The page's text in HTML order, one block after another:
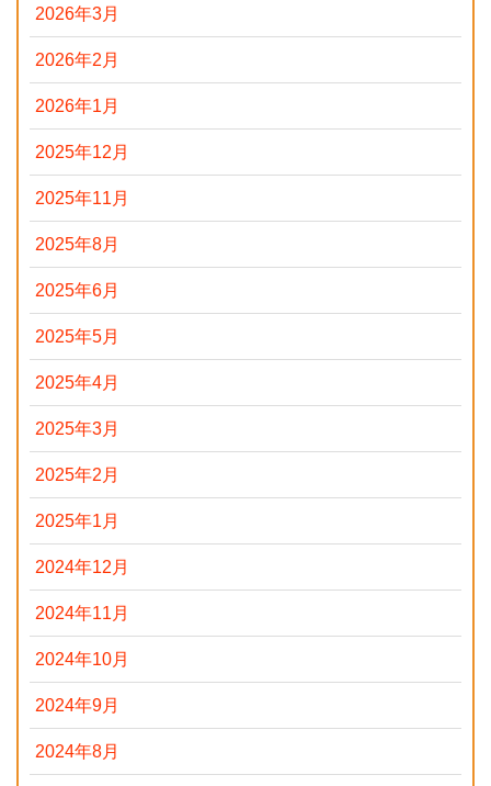
2026年3月
2026年2月
2026年1月
2025年12月
2025年11月
2025年8月
2025年6月
2025年5月
2025年4月
2025年3月
2025年2月
2025年1月
2024年12月
2024年11月
2024年10月
2024年9月
2024年8月